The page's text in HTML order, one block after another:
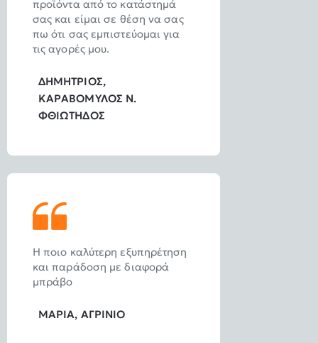
προϊόντα από το κατάστημά
σας και είμαι σε θέση να σας
πω ότι σας εμπιστεύομαι για
τις αγορές μου.
ΔΗΜΗΤΡΙΟΣ,
ΚΑΡΑΒΟΜΥΛΟΣ Ν.
ΦΘΙΩΤΗΔΟΣ
Η ποιο καλύτερη εξυπηρέτηση
και παράδοση με διαφορά
μπράβο
ΜΑΡΙΑ, ΑΓΡΙΝΙΟ